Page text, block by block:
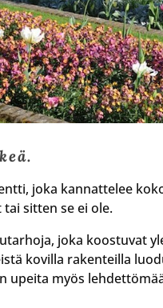
joka kannattelee
sitten se ei ole.
joka koostuvat
kovilla rakenteilla
upeita myös